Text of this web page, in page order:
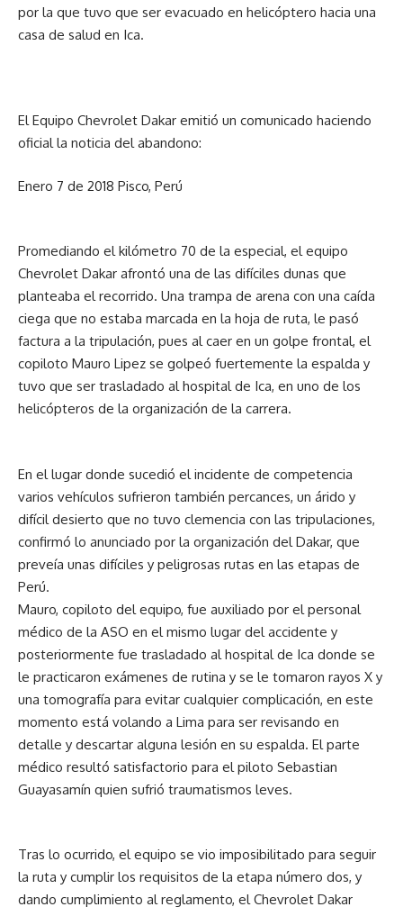
por la que tuvo que ser evacuado en helicóptero hacia una
casa de salud en Ica.
El Equipo Chevrolet Dakar emitió un comunicado haciendo
oficial la noticia del abandono:
Enero 7 de 2018 Pisco, Perú
Promediando el kilómetro 70 de la especial, el equipo
Chevrolet Dakar afrontó una de las difíciles dunas que
planteaba el recorrido. Una trampa de arena con una caída
ciega que no estaba marcada en la hoja de ruta, le pasó
factura a la tripulación, pues al caer en un golpe frontal, el
copiloto Mauro Lipez se golpeó fuertemente la espalda y
tuvo que ser trasladado al hospital de Ica, en uno de los
helicópteros de la organización de la carrera.
En el lugar donde sucedió el incidente de competencia
varios vehículos sufrieron también percances, un árido y
difícil desierto que no tuvo clemencia con las tripulaciones,
confirmó lo anunciado por la organización del Dakar, que
preveía unas difíciles y peligrosas rutas en las etapas de
Perú.
Mauro, copiloto del equipo, fue auxiliado por el personal
médico de la ASO en el mismo lugar del accidente y
posteriormente fue trasladado al hospital de Ica donde se
le practicaron exámenes de rutina y se le tomaron rayos X y
una tomografía para evitar cualquier complicación, en este
momento está volando a Lima para ser revisando en
detalle y descartar alguna lesión en su espalda. El parte
médico resultó satisfactorio para el piloto Sebastian
Guayasamín quien sufrió traumatismos leves.
Tras lo ocurrido, el equipo se vio imposibilitado para seguir
la ruta y cumplir los requisitos de la etapa número dos, y
dando cumplimiento al reglamento, el Chevrolet Dakar